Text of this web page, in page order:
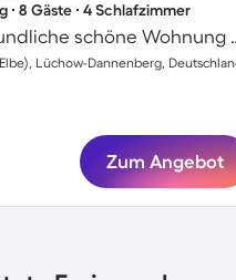
∙ 8 Gäste ∙ 4 Schlafzimmer
Familienfreundliche schöne
Lüchow-Dannenberg,
Zum Angebot